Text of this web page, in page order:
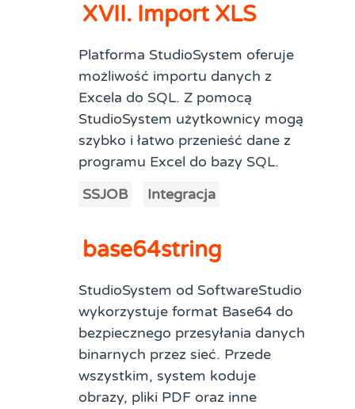
XVII. Import XLS
Platforma StudioSystem oferuje
możliwość importu danych z
Excela do SQL. Z pomocą
StudioSystem użytkownicy mogą
szybko i łatwo przenieść dane z
programu Excel do bazy SQL.
SSJOB
Integracja
base64string
StudioSystem od SoftwareStudio
wykorzystuje format Base64 do
bezpiecznego przesyłania danych
binarnych przez sieć. Przede
wszystkim, system koduje
obrazy, pliki PDF oraz inne